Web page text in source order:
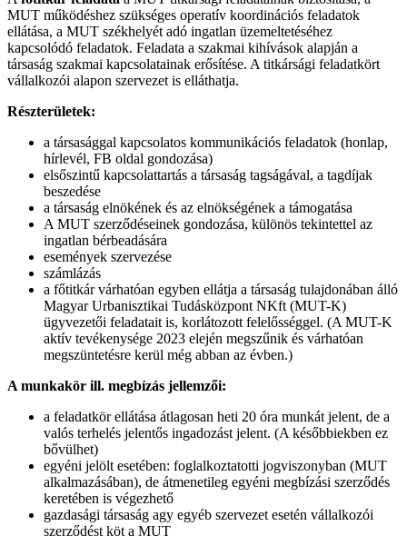
MUT működéshez szükséges operatív koordinációs feladatok
ellátása, a MUT székhelyét adó ingatlan üzemeltetéséhez
kapcsolódó feladatok. Feladata a szakmai kihívások alapján a
társaság szakmai kapcsolatainak erősítése. A titkársági feladatkört
vállalkozói alapon szervezet is elláthatja.
Részterületek:
a társasággal kapcsolatos kommunikációs feladatok (honlap,
hírlevél, FB oldal gondozása)
elsőszintű kapcsolattartás a társaság tagságával, a tagdíjak
beszedése
a társaság elnökének és az elnökségének a támogatása
A MUT szerződéseinek gondozása, különös tekintettel az
ingatlan bérbeadására
események szervezése
számlázás
a főtitkár várhatóan egyben ellátja a társaság tulajdonában álló
Magyar Urbanisztikai Tudásközpont NKft (MUT-K)
ügyvezetői feladatait is, korlátozott felelősséggel. (A MUT-K
aktív tevékenysége 2023 elején megszűnik és várhatóan
megszüntetésre kerül még abban az évben.)
A munkakör ill. megbízás jellemzői:
a feladatkör ellátása átlagosan heti 20 óra munkát jelent, de a
valós terhelés jelentős ingadozást jelent. (A későbbiekben ez
bővülhet)
egyéni jelölt esetében: foglalkoztatotti jogviszonyban (MUT
alkalmazásában), de átmenetileg egyéni megbízási szerződés
keretében is végezhető
gazdasági társaság agy egyéb szervezet esetén vállalkozói
szerződést köt a MUT